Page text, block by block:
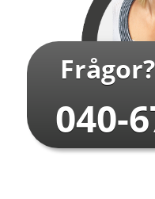
Frågor?
040-